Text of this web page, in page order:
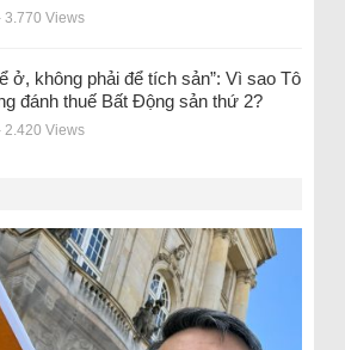
3.770 Views
ở, không phải để tích sản”: Vì sao Tô
đánh thuế Bất Động sản thứ 2?
2.420 Views